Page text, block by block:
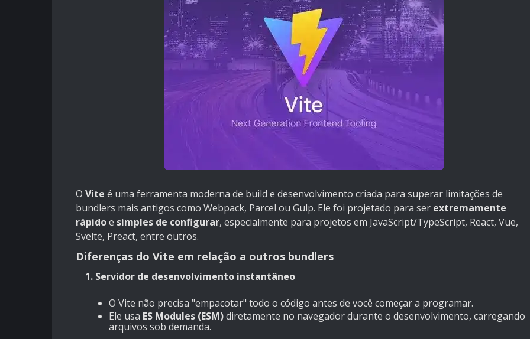
O Vite é uma ferramenta moderna de build e desenvolvimento criada para superar limitações de
bundlers mais antigos como Webpack, Parcel ou Gulp. Ele foi projetado para ser extremamente
rápidoe simples de configurar, especialmente para projetos em JavaScript/TypeScript, React, Vue,
Svelte, Preact, entre outros.
Diferenças do Vite em relação a outros bundlers
1. Servidor de desenvolvimento instantâneo
O Vite não precisa "empacotar" todo o código antes de você começar a programar.
Ele usa ES Modules (ESM)diretamente no navegador durante o desenvolvimento, carregando
arquivos sob demanda.